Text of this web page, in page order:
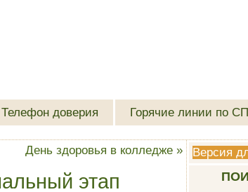
Телефон доверия Горячие линии по
День здоровья в колледже »
этап
Версия